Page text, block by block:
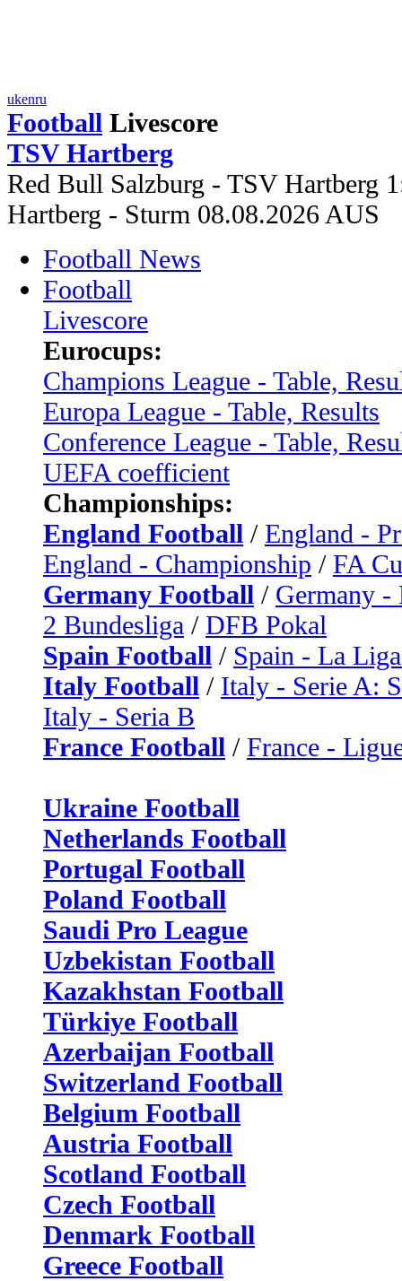
ukenru
Football Livescore
TSV Hartberg
Red Bull Salzburg - TSV Hartberg
Hartberg - Sturm 08.08.2026 AUS
Football News
Football
Livescore
Eurocups:
Champions League - Table,
Europa League - Table, Results
Conference League - Table,
UEFA coefficient
Championships:
England Football / England -
England - Championship / FA
Germany Football / Germany -
2 Bundesliga / DFB Pokal
Spain Football / Spain - La
Italy Football / Italy - Serie A:
Italy - Seria B
France Football / France -
Ukraine Football
Netherlands Football
Portugal Football
Poland Football
Saudi Pro League
Uzbekistan Football
Kazakhstan Football
Türkiye Football
Azerbaijan Football
Switzerland Football
Belgium Football
Austria Football
Scotland Football
Czech Football
Denmark Football
Greece Football